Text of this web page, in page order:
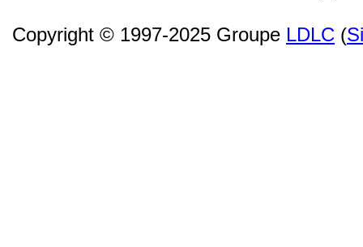
Copyright © 1997-2025 Groupe LDLC (